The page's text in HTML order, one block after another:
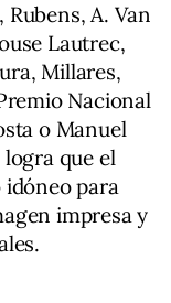
A. Van
Lautrec,
Millares,
Nacional
o Manuel
que el
idóneo para
impresa y